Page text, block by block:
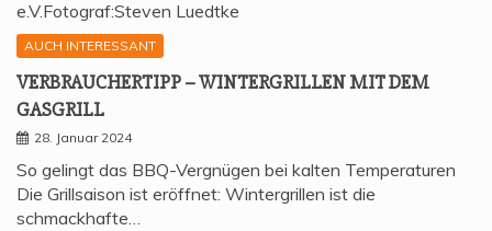
AUCH INTERESSANT
VER­BRAU­CHER­TIPP – WIN­TER­GRIL­LEN MIT DEM
GASGRILL
28. Januar 2024
So gelingt das BBQ-Vergnügen bei kalten Temperaturen
Die Grillsaison ist eröffnet: Wintergrillen ist die
schmackhafte…